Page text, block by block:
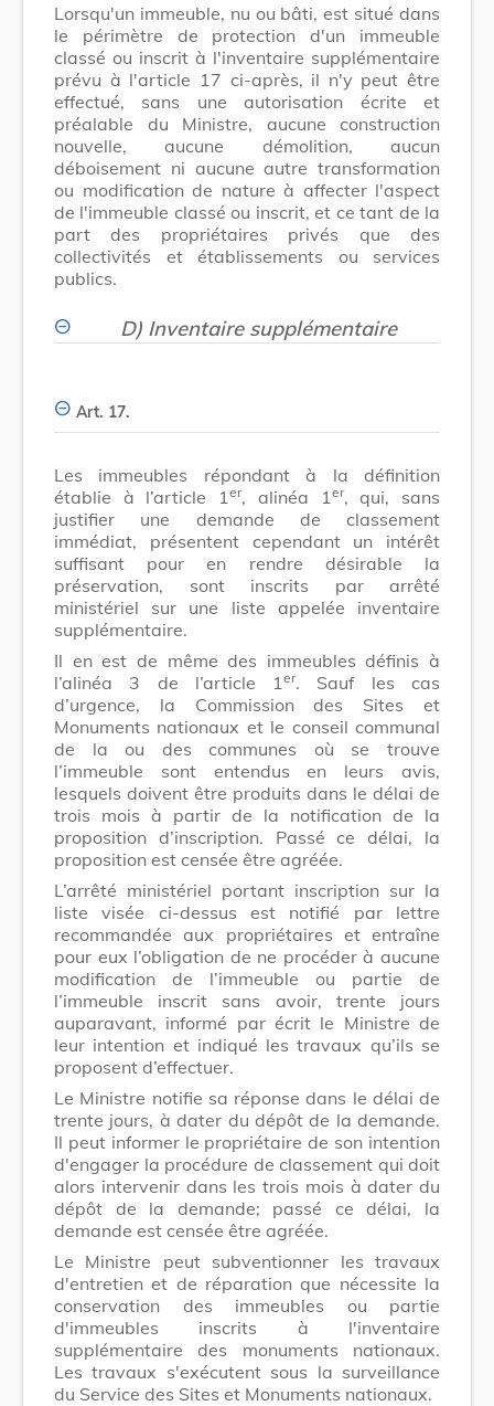
Lorsqu'un immeuble, nu ou bâti, est situé dans
le périmètre de protection d'un immeuble
classé ou inscrit à l'inventaire supplémentaire
prévu à l'article 17 ci-après, il n'y peut être
effectué, sans une autorisation écrite et
préalable du Ministre, aucune construction
nouvelle, aucune démolition, aucun
déboisement ni aucune autre transformation
ou modification de nature à affecter l'aspect
de l'immeuble classé ou inscrit, et ce tant de la
part des propriétaires privés que des
collectivités et établissements ou services
publics.
D) Inventaire supplémentaire
Art. 17.
Les immeubles répondant à la définition
établie à l’article 1er, alinéa 1 er, qui, sans
justifier une demande de classement
immédiat, présentent cependant un intérêt
suffisant pour en rendre désirable la
préservation, sont inscrits par arrêté
ministériel sur une liste appelée inventaire
supplémentaire.
Il en est de même des immeubles définis à
l’alinéa 3 de l’article 1er. Sauf les cas
d’urgence, la Commission des Sites et
Monuments nationaux et le conseil communal
de la ou des communes où se trouve
l’immeuble sont entendus en leurs avis,
lesquels doivent être produits dans le délai de
trois mois à partir de la notification de la
proposition d’inscription. Passé ce délai, la
proposition est censée être agréée.
L’arrêté ministériel portant inscription sur la
liste visée ci-dessus est notifié par lettre
recommandée aux propriétaires et entraîne
pour eux l’obligation de ne procéder à aucune
modification de l’immeuble ou partie de
l’immeuble inscrit sans avoir, trente jours
auparavant, informé par écrit le Ministre de
leur intention et indiqué les travaux qu’ils se
proposent d’effectuer.
Le Ministre notifie sa réponse dans le délai de
trente jours, à dater du dépôt de la demande.
Il peut informer le propriétaire de son intention
d'engager la procédure de classement qui doit
alors intervenir dans les trois mois à dater du
dépôt de la demande; passé ce délai, la
demande est censée être agréée.
Le Ministre peut subventionner les travaux
d'entretien et de réparation que nécessite la
conservation des immeubles ou partie
d'immeubles inscrits à l'inventaire
supplémentaire des monuments nationaux.
Les travaux s'exécutent sous la surveillance
du Service des Sites et Monuments nationaux.